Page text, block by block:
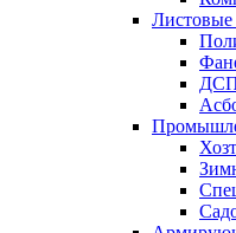
Листовые